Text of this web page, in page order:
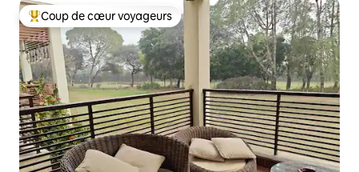
Coups de cœur voyageurs les plus appréciés
Coup de cœur voyageurs